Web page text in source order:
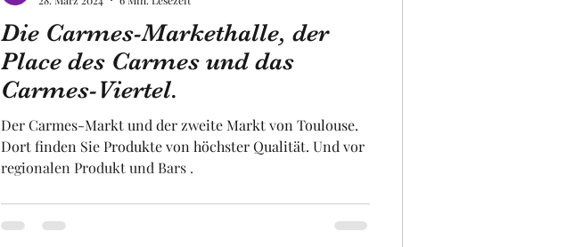
Die Carmes-Markethalle, der
Place des Carmes und das
Carmes-Viertel.
Der Carmes-Markt und der zweite Markt von Toulouse.
Dort finden Sie Produkte von höchster Qualität. Und vor
regionalen Produkt und Bars .